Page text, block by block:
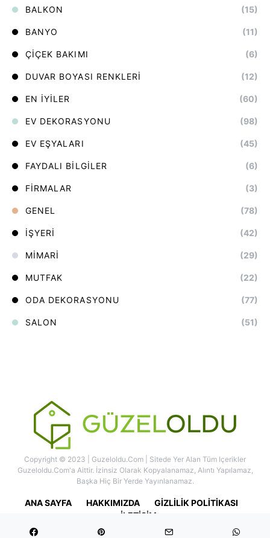
BALKON (15)
BANYO (11)
ÇIÇEK BAKIMI (6)
DUVAR BOYASI RENKLERI (12)
EN İYILER (60)
EV DEKORASYONU (98)
EV EŞYALARI (45)
FAYDALI BILGILER (6)
FIRMALAR (3)
GENEL (78)
İŞYERI (42)
MIMARI (29)
MUTFAK (22)
ODA DEKORASYONU (77)
SALON (51)
Copyright © 2023 | Guzeloldu.com | Sitede Yer Alan Tüm Içerikler
Guzeloldu.com'a Aittir. İzinsiz Olarak Kopyalanamaz, Alıntı Yapılamaz,
Başka Hiç Bir Yerde Yayınlanamaz.
ANA SAYFA HAKKIMIZDA
GIZLILIK POLITIKASI
İLETIŞIM